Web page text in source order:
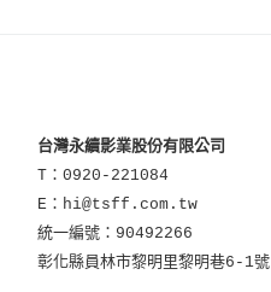
台灣永續影業股份有限公司
T：0920-221084
E：hi@tsff.com.tw
統一編號：90492266
彰化縣員林市黎明里黎明巷6-1號